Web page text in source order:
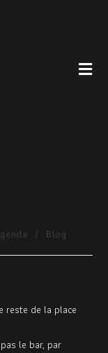
/ Blog
reste de la place
le bar, par